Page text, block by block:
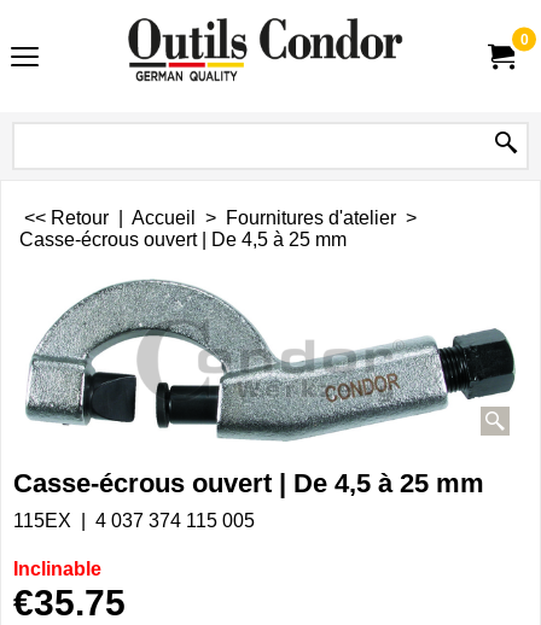
0
<< Retour Accueil > Fournitures d'atelier >
Casse-écrous ouvert | De 4,5 à 25 mm
Casse-écrous ouvert | De 4,5 à 25 mm
115EX 4 037 374 115 005
Inclinable
€35.75